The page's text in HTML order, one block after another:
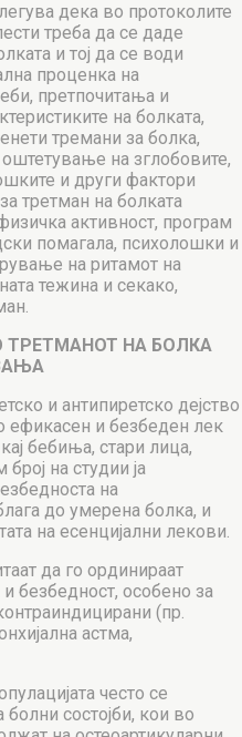
дека во протоколите
треба да се даде
и тој да се води
проценка на
претпочитања и
на болката,
тремани за болка,
на зглобовите,
и други фактори
третман на болката
активност, програм
помагала, психолошки и
на ритамот на
тежина и секако,
ТРЕТМАНОТ НА БОЛКА
и антипиретско дејство
ефикасен и безбеден лек
бебиња, стари лица,
на студии ја
на
до умерена болка, и
на есенцијални лекови.
да го ординираат
безбедност, особено за
(пр.
астма,
често се
болни состојби, кои во